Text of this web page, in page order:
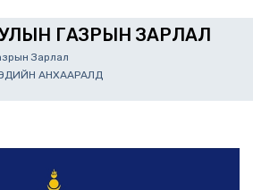
ГАЗРЫН ЗАРЛАЛ
Зарлал
АНХААРАЛД